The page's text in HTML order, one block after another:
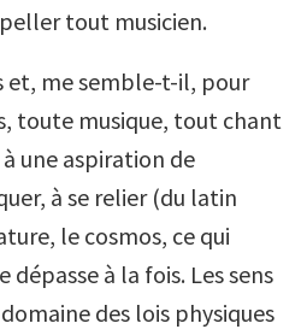
tout musicien.
et, me semble-t-il, pour
toute musique, tout chant
une aspiration de
à se relier (du latin
le cosmos, ce qui
dépasse à la fois. Les sens
des lois physiques